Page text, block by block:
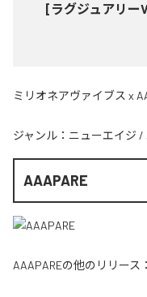
[ラグジュアリー
ミリオネアヴァイブス x
ジャンル： ニューエイジ /
AAAPARE
AAAPAREの他のリリース：